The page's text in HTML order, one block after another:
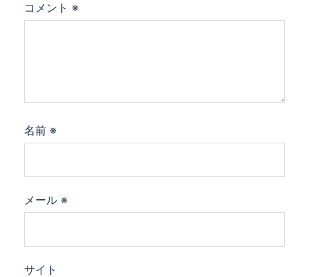
コメント ※
名前 ※
メール ※
サイト